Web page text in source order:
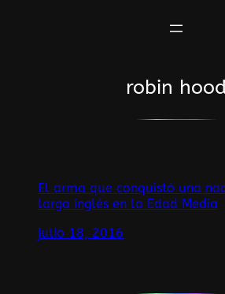
robin
El arma que conquistó una
largo inglés en la Edad Media
julio 18, 2016